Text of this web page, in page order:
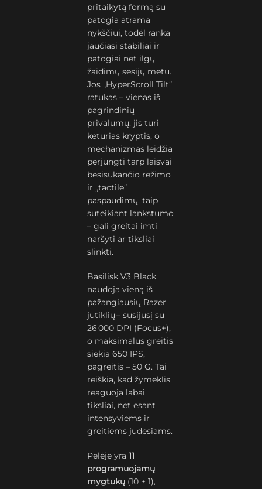
pritaikytą formą su
patogia atrama
nykščiui, todėl ranka
jaučiasi stabiliai ir
patogiai net ilgų
žaidimų sesijų metu.
Jos „HyperScroll Tilt“
ratukas – vienas iš
pagrindinių
privalumų: jis turi
keturias kryptis, o
mechanizmas leidžia
perjungti tarp laisvai
besisukančio režimo
ir „tactile“
paspaudimų, taip
suteikiant lankstumo
– gali greitai imti
naršyti ar tiksliai
slinkti.
Basilisk V3 Black
naudoja vieną iš
pažangiausių Razer
jutiklių – susijusį su
26 000 DPI (Focus+),
o maksimalus greitis
siekia 650 IPS,
pagreitis – 50 G. Tai
reiškia, kad žymeklis
reaguoja labai
tiksliai, net esant
intensyviems ir
greitiems judesiams.
Pelėje yra11
programuojamų
mygtukų (10 + 1),